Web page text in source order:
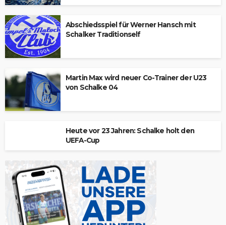
Abschiedsspiel für Werner Hansch mit
Schalker Traditionself
Martin Max wird neuer Co-Trainer der U23
von Schalke 04
Heute vor 23 Jahren: Schalke holt den
UEFA-Cup